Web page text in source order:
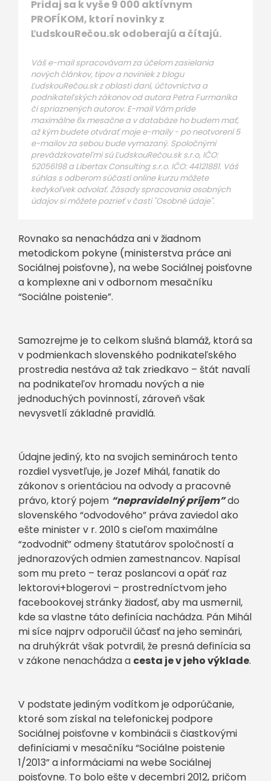
Pridaj sa k vyše 9 000 aktívnym
PROFÍKOM, ktorí novinky z
ĽudskouRečou.sk odoberajú a čítajú.
Váš e-mail spracovávam za účelom zasielania
nových článkov, tipov a noviniek z blogu
ĽudskouRečou.sk z oblasti daní, účtovníctva a
podnikateľských zákonov od autora Petra Furmaníka
či spriaznených autorov. E-mail Vám príde
maximálne 6x mesačne a v databáze ho budem mať,
až kým budete otvárať moje e-maily - po neotvorení 5
e-mailov za sebou bude vymazaný. Spoločnými
prevádzkovateľmi sú ĽudskouRečou.sk s.r.o, IČO:
52056198 a Libertax Consulting s.r.o. IČO: 44121881. Váš
súhlas s odberom súčastí online kurzu môžete
kedykoľvek odvolať. Zásady spracovania osobných
údajov si môžete pozrieť v časti "Osobné údaje".
Rovnako sa nenachádza ani v žiadnom
metodickom pokyne (ministerstva práce ani
Sociálnej poisťovne), na webe Sociálnej poisťovne
a komplexne ani v odbornom mesačníku
“Sociálne poistenie”.
Samozrejme je to celkom slušná blamáž, ktorá sa
v podmienkach slovenského podnikateľského
prostredia nestáva až tak zriedkavo – štát navalí
na podnikateľov hromadu nových a nie
jednoduchých povinností, zároveň však
nevysvetlí základné pravidlá.
Údajne jediný, kto na svojich seminároch tento
rozdiel vysvetľuje, je Jozef Mihál, fanatik do
zákonov s orientáciou na odvody a pracovné
právo, ktorý pojem “nepravidelný príjem”do
slovenského “odvodového” práva zaviedol ako
ešte minister v r. 2010 s cieľom maximálne
“zodvodniť” odmeny štatutárov spoločností a
jednorazových odmien zamestnancov. Napísal
som mu preto – teraz poslancovi a opäť raz
lektorovi+blogerovi – prostredníctvom jeho
facebookovej stránky žiadosť, aby ma usmernil,
kde sa vlastne táto definícia nachádza. Pán Mihál
mi síce najprv odporučil účasť na jeho seminári,
na druhýkrát však potvrdil, že presná definícia sa
v zákone nenachádza a cesta je v jeho výklade.
V podstate jediným vodítkom je odporúčanie,
ktoré som získal na telefonickej podpore
Sociálnej poisťovne v kombinácii s čiastkovými
definíciami v mesačníku “Sociálne poistenie
1/2013” a informáciami na webe Sociálnej
poisťovne. To bolo ešte v decembri 2012, pričom